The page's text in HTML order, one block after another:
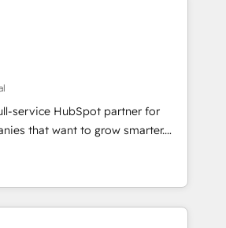
Award 🏆2014 HubSpot
🏆2013 HubSpot Marketplace
in 1997
• Onboarding for
& Content Hubs • AI voice
automation, and smart
+ HubSpot integration •
CMS development • ERP
Microsoft Dynamics, … •
portals built on HubSpot •
industry • Custom and
service HubSpot partner for
that want to grow smarter.
to training, from
website to lead generation and
we do it all (and with great